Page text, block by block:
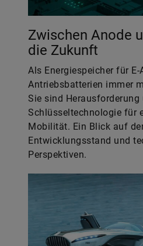
Zwischen Anode
die Zukunft
Als Energiespeicher für
Antriebsbatterien immer
Sie sind Herausforderung
Schlüsseltechnologie für
Mobilität. Ein Blick auf
Entwicklungsstand und
Perspektiven.